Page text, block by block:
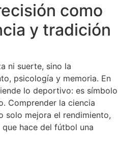
como
y tradición
ni suerte, sino la
psicología y memoria. En
lo deportivo: es símbolo
Comprender la ciencia
solo mejora el rendimiento,
hace del fútbol una